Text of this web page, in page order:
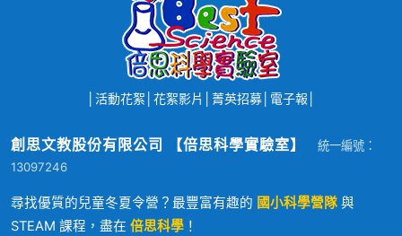
活動花絮 花絮影片 菁英招募│ 電子報
創思文教股份有限公司 【倍思科學實驗室】
統一編號：
13097246
尋找優質的兒童冬夏令營？最豐富有趣的 國小科學營隊 與
STEAM 課程，盡在 倍思科學 ！